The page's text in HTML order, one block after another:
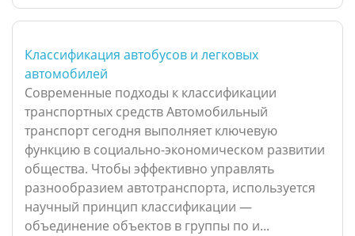
Классификация автобусов и легковых
автомобилей
Современные подходы к классификации
транспортных средств Автомобильный
транспорт сегодня выполняет ключевую
функцию в социально-экономическом развитии
общества. Чтобы эффективно управлять
разнообразием автотранспорта, используется
научный принцип классификации —
объединение объектов в группы по и...